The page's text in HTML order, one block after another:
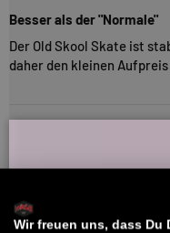
Besser als der "Normale"
Der Old Skool Skate ist
daher den kleinen
Mit den Vans Old Skool
Willkommens-
Wir freuen uns, dass